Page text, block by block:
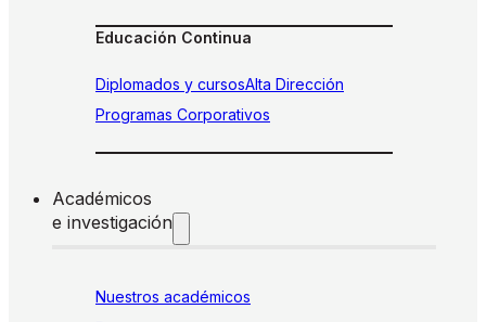
Educación Continua
Diplomados y cursosAlta Dirección
Programas Corporativos
Académicos
e investigación
Nuestros académicos